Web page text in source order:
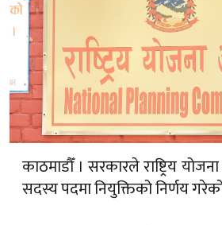
काठमाडौँ । सरकारले राष्ट्रिय
सदस्य पदमा नियुक्तिको निर्णय